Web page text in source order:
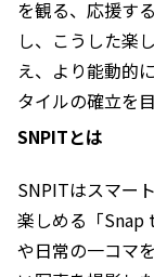
を観る、応援す
し、こうした楽
え、より能動的
タイルの確立を目
SNPITとは
SNPITはスマー
楽しめる「Snap
や日常の一コマ